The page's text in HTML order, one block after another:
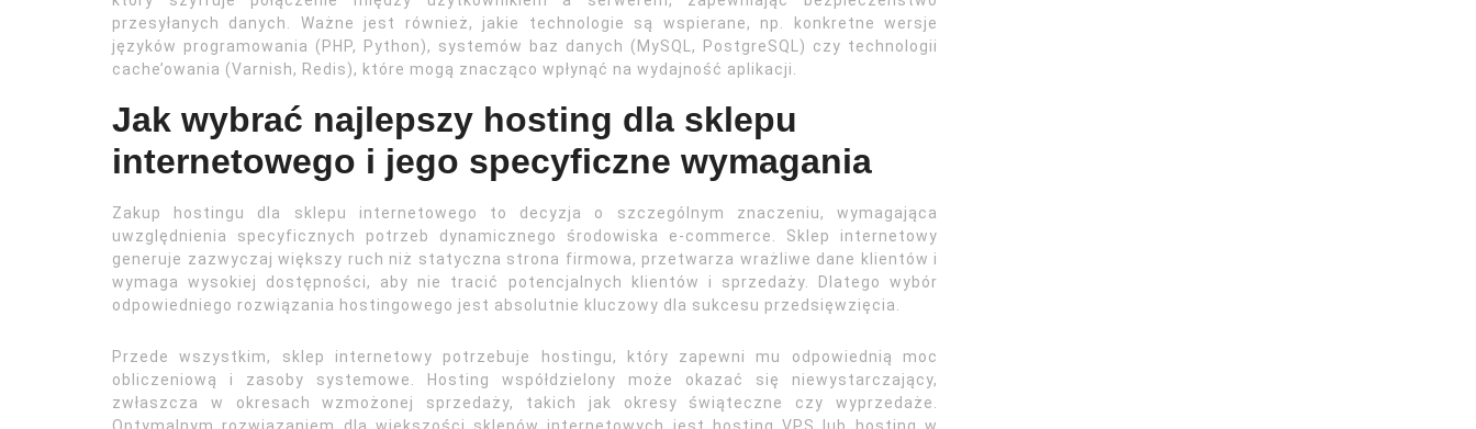
przesyłanych danych. Ważne jest również, jakie technologie są wspierane, np. konkretne wersje
języków programowania (PHP, Python), systemów baz danych (MySQL, PostgreSQL) czy technologii
cache’owania (Varnish, Redis), które mogą znacząco wpłynąć na wydajność aplikacji.
Jak wybrać najlepszy hosting dla sklepu
internetowego i jego specyficzne wymagania
Zakup hostingu dla sklepu internetowego to decyzja o szczególnym znaczeniu, wymagająca
uwzględnienia specyficznych potrzeb dynamicznego środowiska e-commerce. Sklep internetowy
generuje zazwyczaj większy ruch niż statyczna strona firmowa, przetwarza wrażliwe dane klientów i
wymaga wysokiej dostępności, aby nie tracić potencjalnych klientów i sprzedaży. Dlatego wybór
odpowiedniego rozwiązania hostingowego jest absolutnie kluczowy dla sukcesu przedsięwzięcia.
Przede wszystkim, sklep internetowy potrzebuje hostingu, który zapewni mu odpowiednią moc
obliczeniową i zasoby systemowe. Hosting współdzielony może okazać się niewystarczający,
zwłaszcza w okresach wzmożonej sprzedaży, takich jak okresy świąteczne czy wyprzedaże.